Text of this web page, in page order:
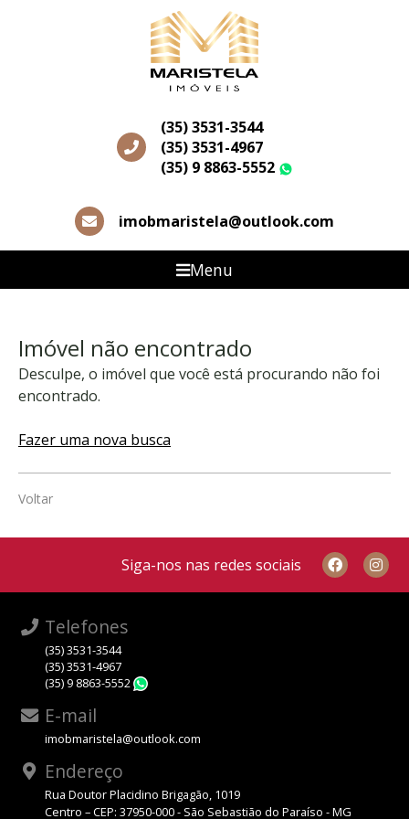
(35) 3531-3544
(35) 3531-4967
(35) 9 8863-5552
imobmaristela@outlook.com
Menu
Imóvel não encontrado
Desculpe, o imóvel que você está procurando não foi
encontrado.
Fazer uma nova busca
Voltar
Siga-nos nas redes sociais
Telefones
(35) 3531-3544
(35) 3531-4967
(35) 9 8863-5552
E-mail
imobmaristela@outlook.com
Endereço
Rua Doutor Placidino Brigagão, 1019
Centro – CEP: 37950-000 - São Sebastião do Paraíso - MG